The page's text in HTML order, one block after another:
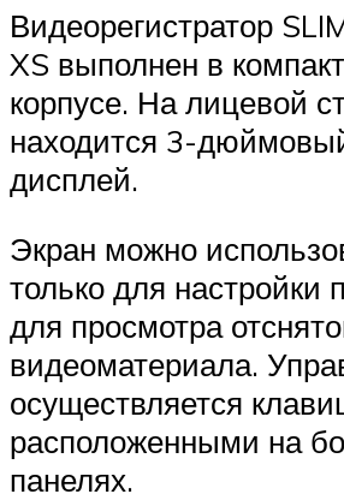
Видеорегистратор
XS выполнен в
корпусе. На лицевой
находится 3-
дисплей.
Экран можно
только для настройки
для просмотра
видеоматериала.
осуществляется
расположенными на
панелях.